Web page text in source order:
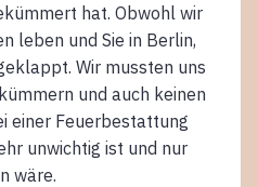
hat. Obwohl wir
leben und Sie in Berlin,
Wir mussten uns
und auch keinen
einer Feuerbestattung
unwichtig ist und nur
wäre.